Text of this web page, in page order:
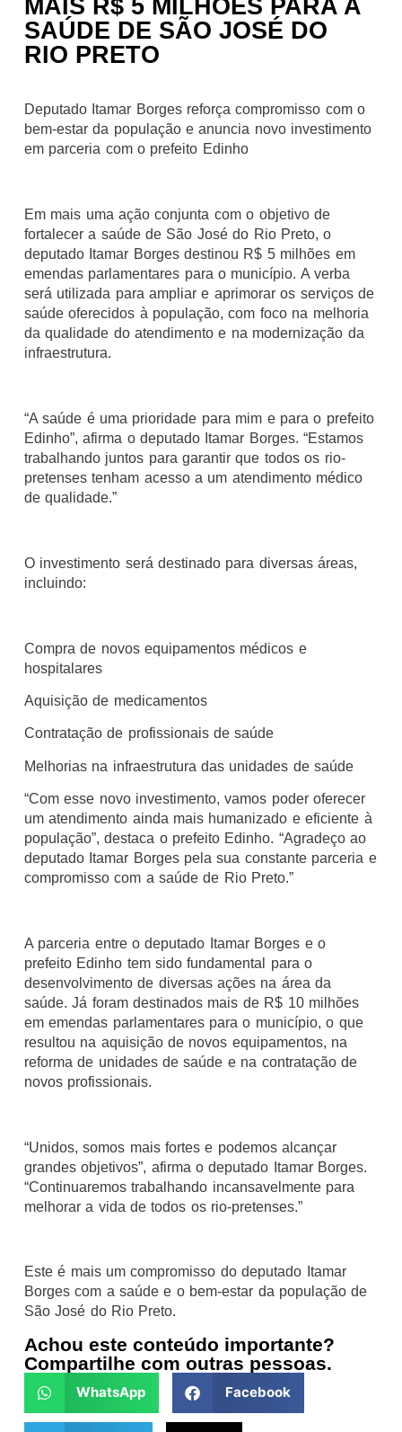
MAIS R$ 5 MILHÕES PARA A
SAÚDE DE SÃO JOSÉ DO
RIO PRETO
Deputado Itamar Borges reforça compromisso com o
bem-estar da população e anuncia novo investimento
em parceria com o prefeito Edinho
Em mais uma ação conjunta com o objetivo de
fortalecer a saúde de São José do Rio Preto, o
deputado Itamar Borges destinou R$ 5 milhões em
emendas parlamentares para o município. A verba
será utilizada para ampliar e aprimorar os serviços de
saúde oferecidos à população, com foco na melhoria
da qualidade do atendimento e na modernização da
infraestrutura.
“A saúde é uma prioridade para mim e para o prefeito
Edinho”, afirma o deputado Itamar Borges. “Estamos
trabalhando juntos para garantir que todos os rio-
pretenses tenham acesso a um atendimento médico
de qualidade.”
O investimento será destinado para diversas áreas,
incluindo:
Compra de novos equipamentos médicos e
hospitalares
Aquisição de medicamentos
Contratação de profissionais de saúde
Melhorias na infraestrutura das unidades de saúde
“Com esse novo investimento, vamos poder oferecer
um atendimento ainda mais humanizado e eficiente à
população”, destaca o prefeito Edinho. “Agradeço ao
deputado Itamar Borges pela sua constante parceria e
compromisso com a saúde de Rio Preto.”
A parceria entre o deputado Itamar Borges e o
prefeito Edinho tem sido fundamental para o
desenvolvimento de diversas ações na área da
saúde. Já foram destinados mais de R$ 10 milhões
em emendas parlamentares para o município, o que
resultou na aquisição de novos equipamentos, na
reforma de unidades de saúde e na contratação de
novos profissionais.
“Unidos, somos mais fortes e podemos alcançar
grandes objetivos”, afirma o deputado Itamar Borges.
“Continuaremos trabalhando incansavelmente para
melhorar a vida de todos os rio-pretenses.”
Este é mais um compromisso do deputado Itamar
Borges com a saúde e o bem-estar da população de
São José do Rio Preto.
Achou este conteúdo importante?
Compartilhe com outras pessoas.
WhatsApp Facebook